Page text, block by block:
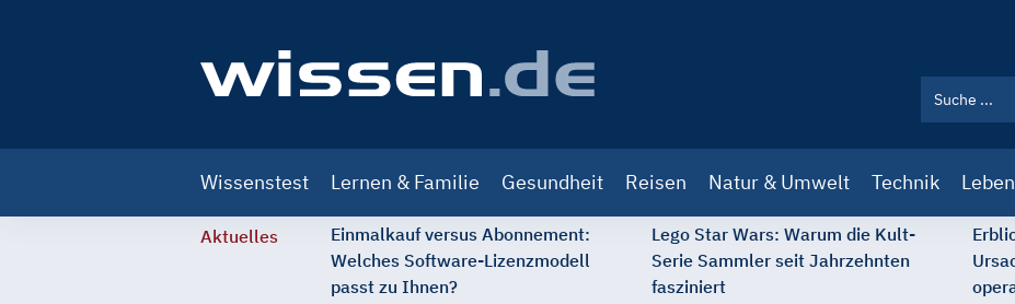
navigation
Wissenstest Lernen & Familie Gesundheit Reisen Natur & Umwelt Technik
Aktuelles
Einmalkauf versus Abonnement:
Welches Software-Lizenzmodell
passt zu Ihnen?
Lego Star Wars: Warum die Kult-
Serie Sammler seit Jahrzehnten
fasziniert